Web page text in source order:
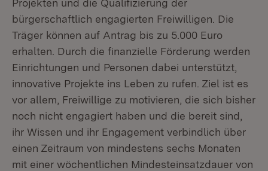
Projekten und die Qualifizierung der
bürgerschaftlich engagierten Freiwilligen. Die
Träger können auf Antrag bis zu 5.000 Euro
erhalten. Durch die finanzielle Förderung werden
Einrichtungen und Personen dabei unterstützt,
innovative Projekte ins Leben zu rufen. Ziel ist es
vor allem, Freiwillige zu motivieren, die sich bisher
noch nicht engagiert haben und die bereit sind,
ihr Wissen und ihr Engagement verbindlich über
einen Zeitraum von mindestens sechs Monaten
mit einer wöchentlichen Mindesteinsatzdauer von